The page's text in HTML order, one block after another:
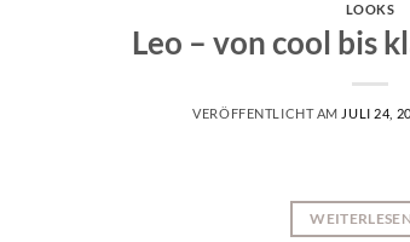
LOOKS
Leo – von cool bis
VERÖFFENTLICHT AM JULI 24,
WEITERLESEN